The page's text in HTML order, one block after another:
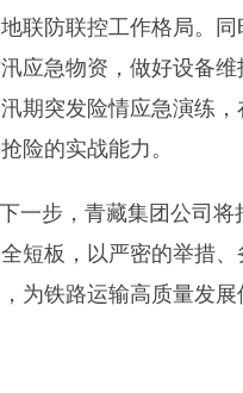
联防联控工作格局。
应急物资，做好设备
期突发险情应急演练
险的实战能力。
一步，青藏集团公司
短板，以严密的举措
为铁路运输高质量发展